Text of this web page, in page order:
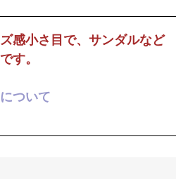
感小さ目で、サンダルなど
す。
ついて